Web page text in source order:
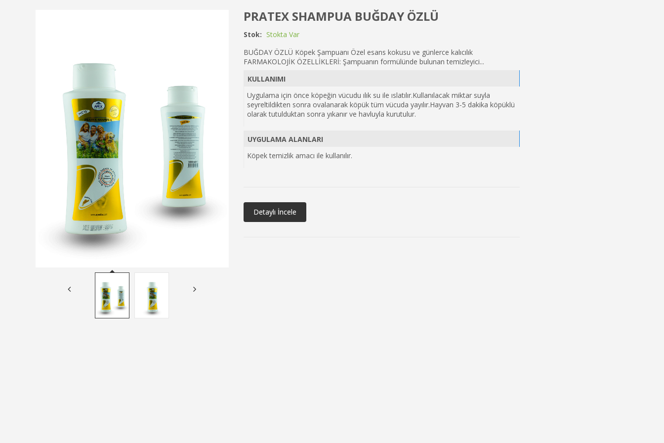
PRATEX SHAMPUA BUĞDAY ÖZLÜ
Stok: Stokta Var
BUĞDAY ÖZLÜ Köpek Şampuanı Özel esans kokusu ve günlerce kalıcılık
FARMAKOLOJİK ÖZELLİKLERİ: Şampuanın formülünde bulunan temizleyici...
KULLANIMI
Uygulama için önce köpeğin vücudu ılık su ile ıslatılır.Kullanılacak miktar suyla
seyreltildikten sonra ovalanarak köpük tüm vücuda yayılır.Hayvan 3-5 dakika köpüklü
olarak tutulduktan sonra yıkanır ve havluyla kurutulur.
UYGULAMA ALANLARI
Köpek temizlik amacı ile kullanılır.
Detaylı İncele